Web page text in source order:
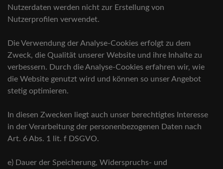
Nutzerdaten werden nicht zur Erstellung von
Nutzerprofilen verwendet.
Die Verwendung der Analyse-Cookies erfolgt zu dem
Zweck, die Qualität unserer Website und ihre Inhalte zu
verbessern. Durch die Analyse-Cookies erfahren wir, wie
die Website genutzt wird und können so unser Angebot
stetig optimieren.
In diesen Zwecken liegt auch unser berechtigtes Interesse
in der Verarbeitung der personenbezogenen Daten nach
Art. 6 Abs. 1 lit. f DSGVO.
e) Dauer der Speicherung, Widerspruchs- und